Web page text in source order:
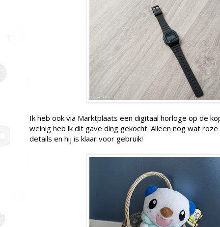
Ik heb ook via Marktplaats een digitaal horloge op de
weinig heb ik dit gave ding gekocht. Alleen nog wat
details en hij is klaar voor gebruik!